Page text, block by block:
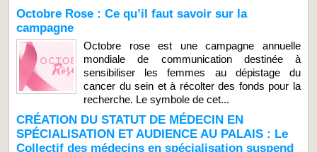
Octobre Rose : Ce qu’il faut savoir sur la
campagne
Octobre rose est une campagne annuelle
mondiale de communication destinée à
sensibiliser les femmes au dépistage du
cancer du sein et à récolter des fonds pour la
recherche. Le symbole de cet...
CRÉATION DU STATUT DE MÉDECIN EN
SPÉCIALISATION ET AUDIENCE AU PALAIS : Le
Collectif des médecins en spécialisation suspend